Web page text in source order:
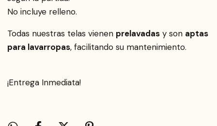
No incluye relleno.
Todas nuestras telas vienen prelavadas y son aptas
para lavarropas, facilitando su mantenimiento.
¡Entrega Inmediata!